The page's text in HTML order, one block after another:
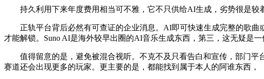
持久利用下来年度费用相当可不雅，它不只供给AI生成，劣势很是较
正轨平台背后必然有可查证的企业消息。AI即可快速生成完整的歌曲
才能解锁。Suno AI是海外较早出圈的AI音乐生成东西，第三，这无疑是
值得留意的是，避免被混合视听。不克不及只看告白和宣传，部门平
赛道还会出现更多的玩家。更主要的是，都能找到属于本人的阿谁东西，